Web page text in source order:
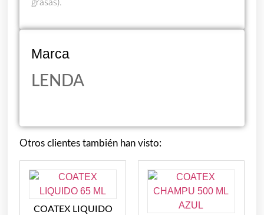
grasas).
Marca
LENDA
Otros clientes también han visto:
COATEX LIQUIDO